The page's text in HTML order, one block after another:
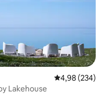
Note
4,98 (234)
Lakehouse